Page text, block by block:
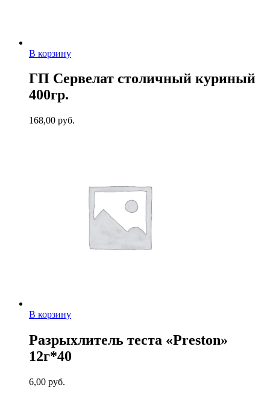
В корзину
ГП Сервелат столичный куриный
400гр.
168,00 руб.
В корзину
Разрыхлитель теста «Preston»
12г*40
6,00 руб.